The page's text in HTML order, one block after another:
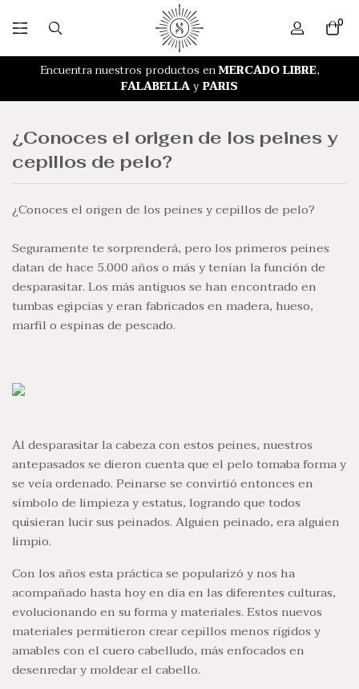
0
Encuentra nuestros productos enMERCADO LIBRE,
FALABELLAyPARIS
RETIRO GRATIS EN NUESTRA TIENDA
¿Conoces el origen de los peines y
cepillos de pelo?
¿Conoces el origen de los peines y cepillos de pelo?
Seguramente te sorprenderá, pero los primeros peines
datan de hace 5.000 años o más y tenían la función de
desparasitar. Los más antiguos se han encontrado en
tumbas egipcias y eran fabricados en madera, hueso,
marfil o espinas de pescado.
Al desparasitar la cabeza con estos peines, nuestros
antepasados se dieron cuenta que el pelo tomaba forma y
se veía ordenado. Peinarse se convirtió entonces en
símbolo de limpieza y estatus, logrando que todos
quisieran lucir sus peinados. Alguien peinado, era alguien
limpio.
Con los años esta práctica se popularizó y nos ha
acompañado hasta hoy en día en las diferentes culturas,
evolucionando en su forma y materiales. Estos nuevos
materiales permitieron crear cepillos menos rígidos y
amables con el cuero cabelludo, más enfocados en
desenredar y moldear el cabello.